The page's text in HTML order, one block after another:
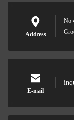
Address
No
E-mail